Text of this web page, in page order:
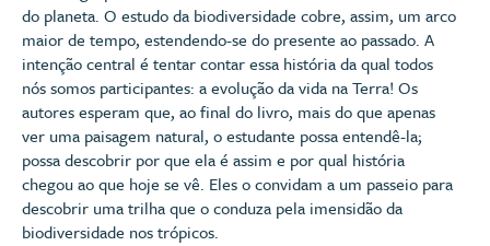
do planeta. O estudo da biodiversidade cobre, assim, um arco
maior de tempo, estendendo-se do presente ao passado. A
intenção central é tentar contar essa história da qual todos
nós somos participantes: a evolução da vida na Terra! Os
autores esperam que, ao final do livro, mais do que apenas
ver uma paisagem natural, o estudante possa entendê-la;
possa descobrir por que ela é assim e por qual história
chegou ao que hoje se vê. Eles o convidam a um passeio para
descobrir uma trilha que o conduza pela imensidão da
biodiversidade nos trópicos.